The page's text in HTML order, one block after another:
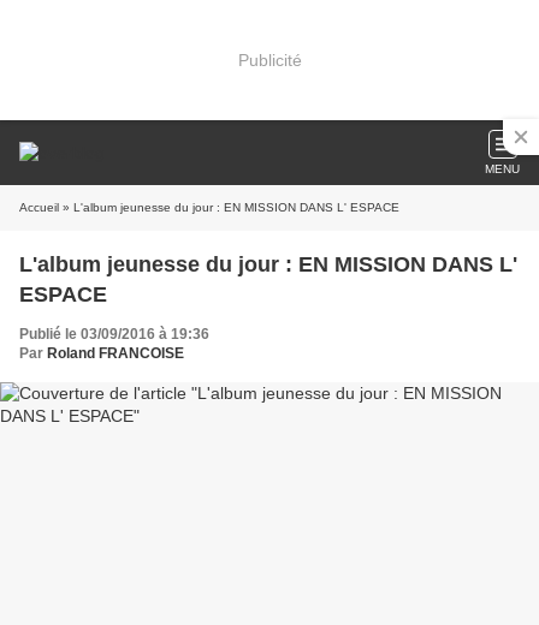
Publicité
MENU
Accueil » L'album jeunesse du jour : EN MISSION DANS L' ESPACE
L'album jeunesse du jour : EN MISSION DANS L'
ESPACE
Publié le 03/09/2016 à 19:36
Par Roland FRANCOISE